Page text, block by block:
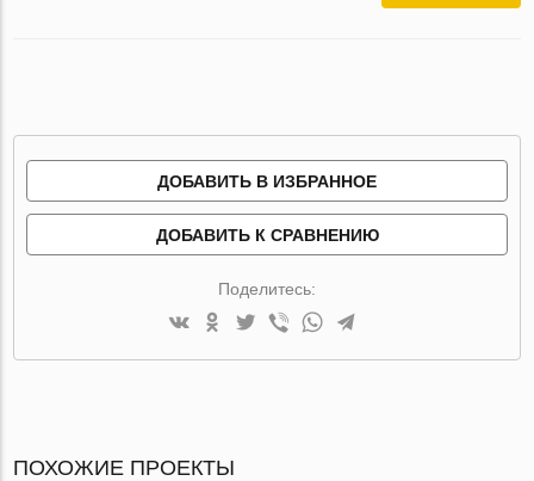
ДОБАВИТЬ В ИЗБРАННОЕ
ДОБАВИТЬ К СРАВНЕНИЮ
Поделитесь:
ПОХОЖИЕ ПРОЕКТЫ